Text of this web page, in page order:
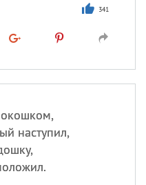
341
окошком,
наступил,